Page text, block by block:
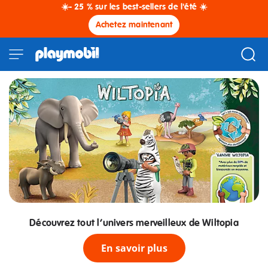
☀️- 25 % sur les best-sellers de l'été ☀️
Achetez maintenant
Découvrez tout l’univers merveilleux de Wiltopia
En savoir plus